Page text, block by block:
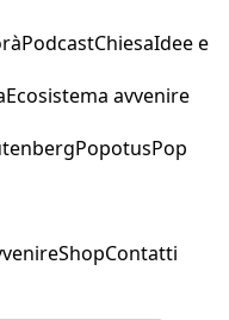
PodcastChiesaIdee e
Ecosistema avvenire
PopotusPop
ShopContatti